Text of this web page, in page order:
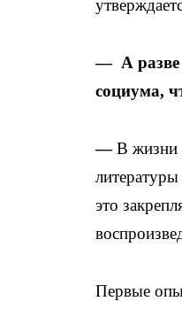
— А разве
социума,
—В жизни
это
Первые